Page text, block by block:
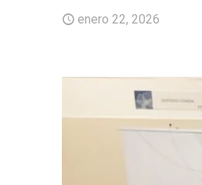
enero 22, 2026